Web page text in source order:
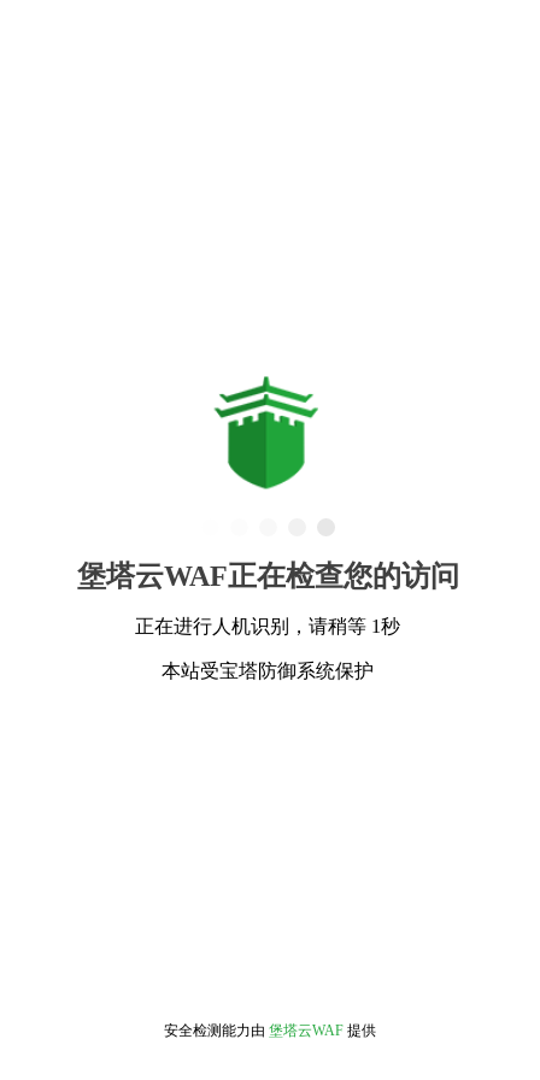
堡塔云WAF正在检查您的访问
正在进行人机识别，请稍等 1秒
本站受宝塔防御系统保护
安全检测能力由 堡塔云WAF 提供